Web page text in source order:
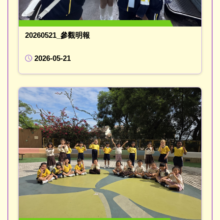
20260521_參觀明報
2026-05-21